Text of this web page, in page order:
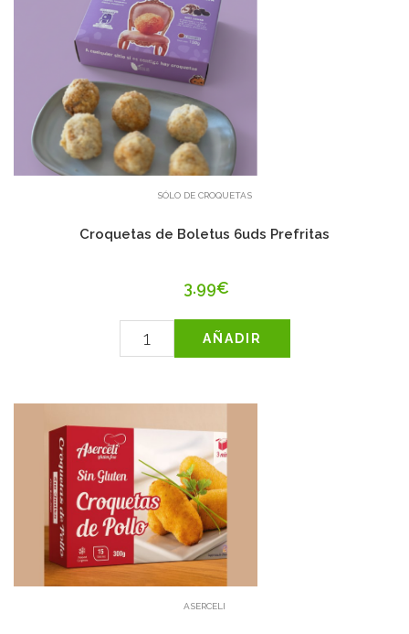
SÓLO DE CROQUETAS
Croquetas de Boletus 6uds Prefritas
3.99€
AÑADIR
ASERCELI